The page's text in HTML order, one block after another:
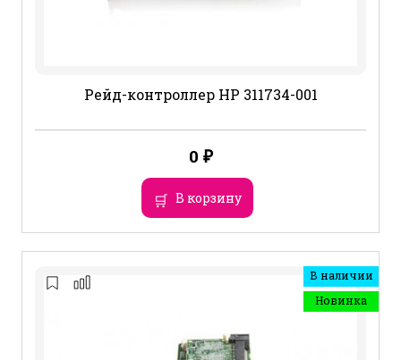
Рейд-контроллер HP 311734-001
0 ₽
В корзину
В наличии
Новинка